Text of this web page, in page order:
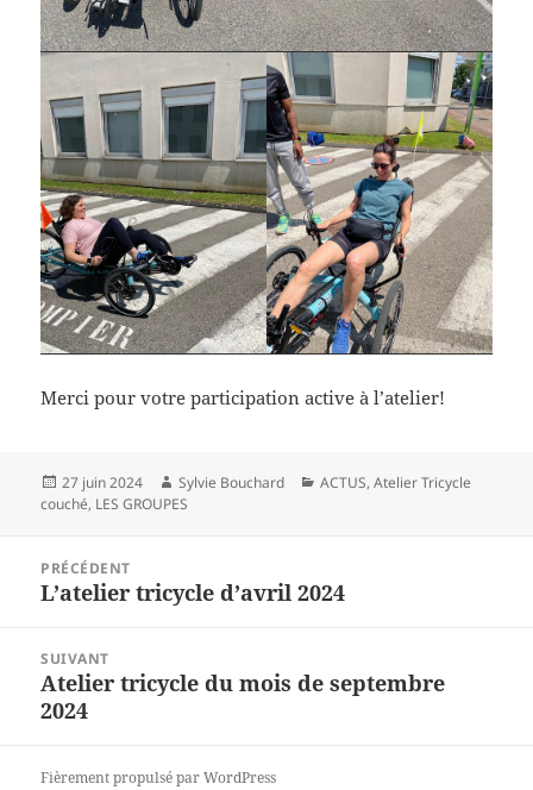
Merci pour votre participation active à l’atelier!
Publié
le
27 juin 2024 Auteur
Sylvie Bouchard Catégories
ACTUS,Atelier Tricycle
couché, LES GROUPES
l’article
PRÉCÉDENT
Article
L’atelier tricycle d’avril 2024
SUIVANT
Article
suivant :
Atelier tricycle du mois de septembre
2024
Fièrement propulsé par WordPress